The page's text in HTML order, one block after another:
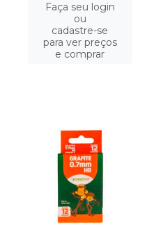
Faça seu login
ou
cadastre-se
para ver preços
e comprar